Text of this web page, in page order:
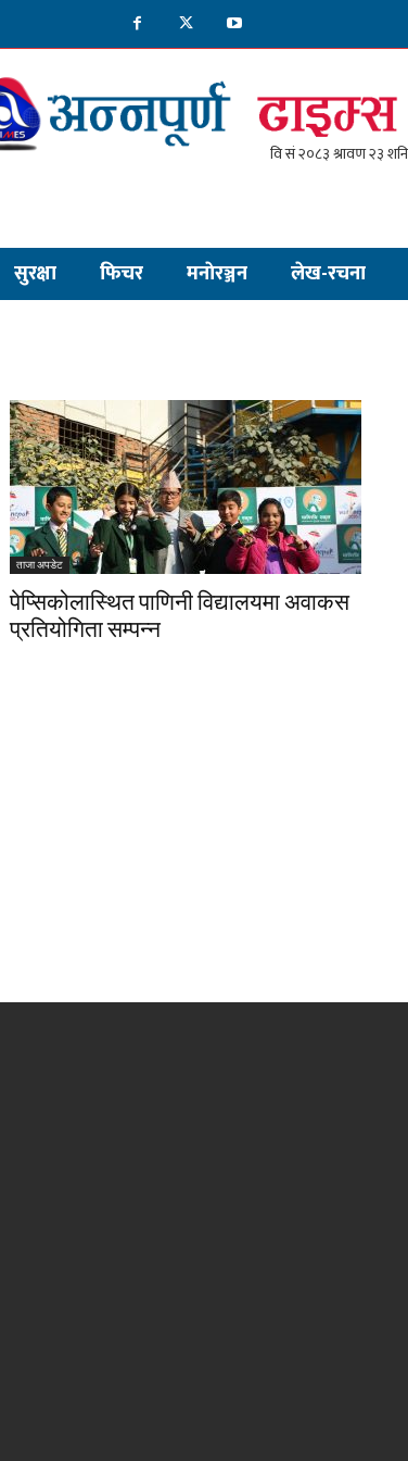
सुरक्षा फिचर मनाेरञ्जन लेख-रचना
ताजा अपडेट
पेप्सिकोलास्थित पाणिनी विद्यालयमा अवाकस
प्रतियोगिता सम्पन्न